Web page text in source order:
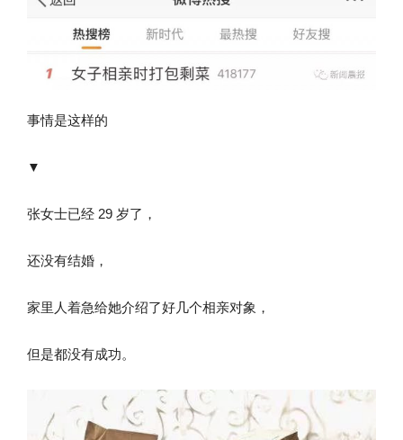
事情是这样的
▼
张女士已经 29 岁了，
还没有结婚，
家里人着急给她介绍了好几个相亲对象，
但是都没有成功。